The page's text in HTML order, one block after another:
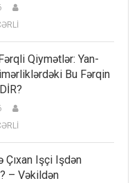
Qiymətlər: Yan-
Bu Fərqin
Çıxan Işçi Işdən
– Vəkildən